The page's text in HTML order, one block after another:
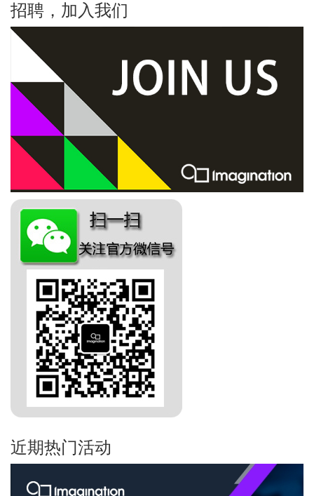
招聘，加入我们
近期热门活动